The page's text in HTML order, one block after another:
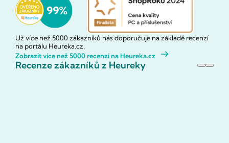
Už více než 5000 zákazníků nás doporučuje na základě recenzí
na portálu Heureka.cz.
Zobrazit více než 5000 recenzí na Heureka.cz
Recenze zákazníků z Heureky